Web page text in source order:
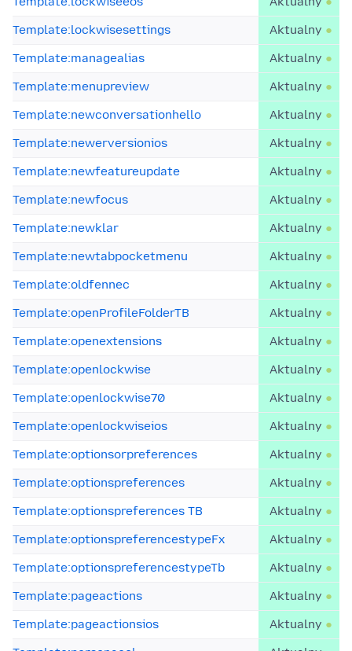
Template:lockwisesettings
Aktualny
Template:managealias
Aktualny
Template:menupreview
Aktualny
Template:newconversationhello
Aktualny
Template:newerversionios
Aktualny
Template:newfeatureupdate
Aktualny
Template:newfocus
Aktualny
Template:newklar
Aktualny
Template:newtabpocketmenu
Aktualny
Template:oldfennec
Aktualny
Template:openProfileFolderTB
Aktualny
Template:openextensions
Aktualny
Template:openlockwise
Aktualny
Template:openlockwise70
Aktualny
Template:openlockwiseios
Aktualny
Template:optionsorpreferences
Aktualny
Template:optionspreferences
Aktualny
Template:optionspreferences TB
Aktualny
Template:optionspreferencestypeFx
Aktualny
Template:optionspreferencestypeTb
Aktualny
Template:pageactions
Aktualny
Template:pageactionsios
Aktualny